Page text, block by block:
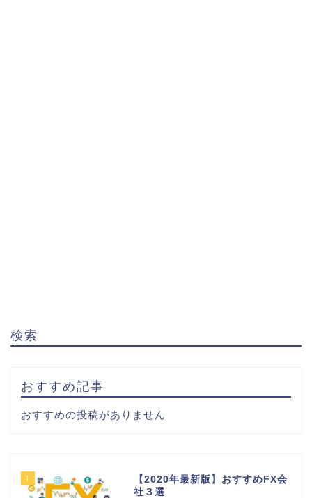
検索
おすすめ記事
おすすめの投稿がありません
1
【2020年最新版】おすすめFX会
社３選